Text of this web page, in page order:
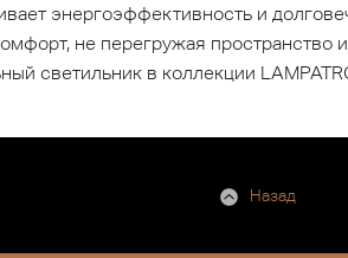
энергоэффективность и
не перегружая
светильник в коллекции
Назад